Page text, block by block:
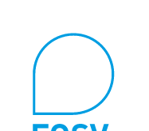
Inhalt